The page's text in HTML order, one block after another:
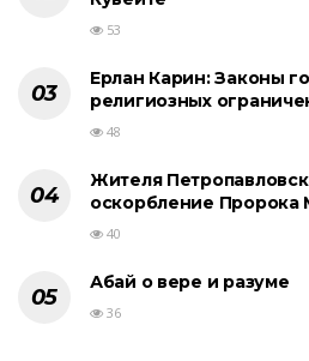
53
Ерлан Карин: Законы
религиозных
48
Жителя
оскорбление Пророка
40
Абай о вере и разуме
36